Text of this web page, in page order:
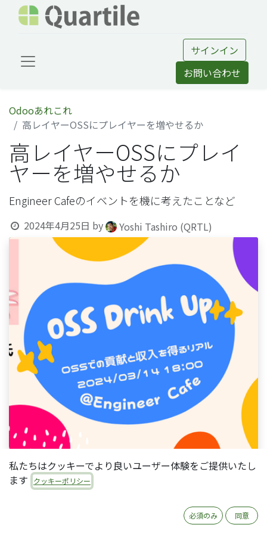
サインイン
お問い合わせ
Odooあれこれ
高レイヤーOSSにプレイヤーを増やせるか
高レイヤーOSSにプレイ
ヤーを増やせるか
Engineer Cafeのイベントを機に考えたことなど
2024年4月25日 by Yoshi Tashiro (QRTL)
Up - OSSでの貢献と収入を得るリアル」というイベ
私たちはクッキーでより良いユーザー体験をご提供いたし
ます
クッキーポリシー
必須のみ 同意